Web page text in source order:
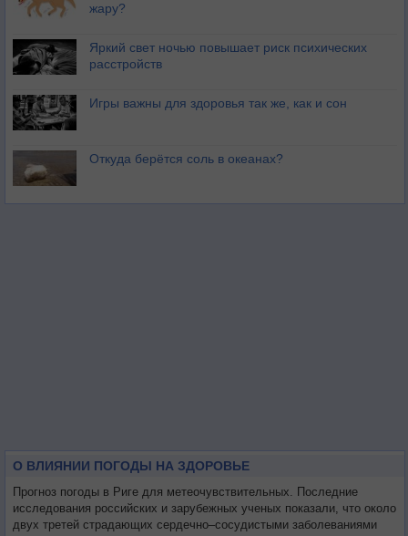
жару?
Яркий свет ночью повышает риск психических
расстройств
Игры важны для здоровья так же, как и сон
Откуда берётся соль в океанах?
О ВЛИЯНИИ ПОГОДЫ НА ЗДОРОВЬЕ
Прогноз погоды в Риге для метеочувствительных. Последние
исследования российских и зарубежных ученых показали, что около
двух третей страдающих сердечно–сосудистыми заболеваниями